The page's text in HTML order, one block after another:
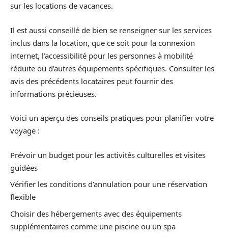
sur les locations de vacances.
Il est aussi conseillé de bien se renseigner sur les services
inclus dans la location, que ce soit pour la connexion
internet, l’accessibilité pour les personnes à mobilité
réduite ou d’autres équipements spécifiques. Consulter les
avis des précédents locataires peut fournir des
informations précieuses.
Voici un aperçu des conseils pratiques pour planifier votre
voyage :
Prévoir un budget pour les activités culturelles et visites
guidées
Vérifier les conditions d’annulation pour une réservation
flexible
Choisir des hébergements avec des équipements
supplémentaires comme une piscine ou un spa